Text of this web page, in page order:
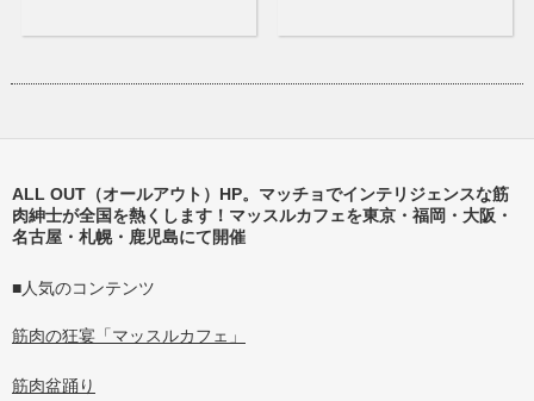
ALL OUT（オールアウト）HP。マッチョでインテリジェンスな筋
肉紳士が全国を熱くします！マッスルカフェを東京・福岡・大阪・
名古屋・札幌・鹿児島にて開催
■人気のコンテンツ
筋肉の狂宴「マッスルカフェ」
筋肉盆踊り